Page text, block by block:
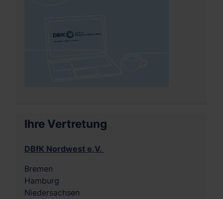
Ihre Vertretung
DBfK Nordwest e.V.
Bremen
Hamburg
Niedersachsen